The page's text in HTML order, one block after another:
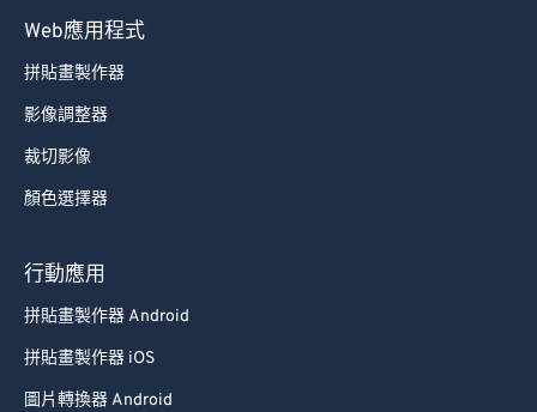
Web應用程式
拼貼畫製作器
影像調整器
裁切影像
顏色選擇器
行動應用
拼貼畫製作器 Android
拼貼畫製作器 iOS
圖片轉換器 Android